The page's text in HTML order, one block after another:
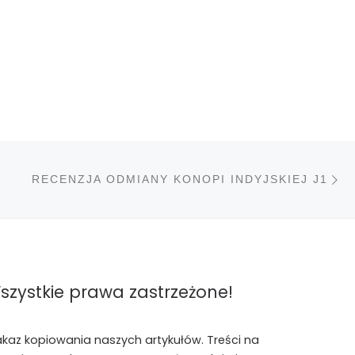
RECENZJA ODMIANY KONOPI INDYJSKIEJ J1
prawa zastrzeżone!
kopiowania naszych artykułów. Treści na